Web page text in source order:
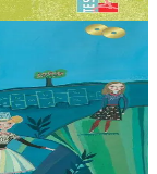
gant Anne
Clarisse Lavanant,